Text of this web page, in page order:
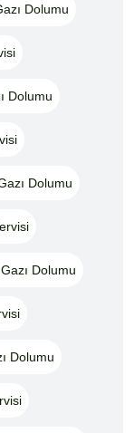
Dolumu
Dolumu
Dolumu
Dolumu
Dolumu